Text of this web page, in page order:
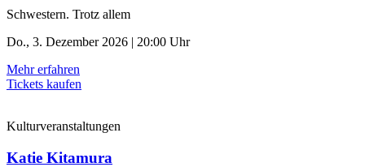
Schwestern. Trotz allem
Do., 3. Dezember 2026 | 20:00 Uhr
Mehr erfahren
Tickets kaufen
Kulturveranstaltungen
Katie Kitamura